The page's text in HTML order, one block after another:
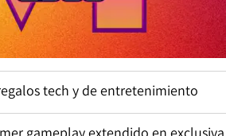
tech y de entretenimiento